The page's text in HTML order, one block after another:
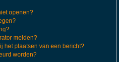
openen?
melden?
het plaatsen van een bericht?
worden?